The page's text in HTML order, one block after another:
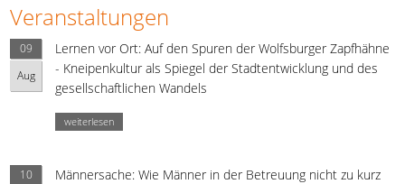
Veranstaltungen
09
Aug
Lernen vor Ort: Auf den Spuren der Wolfsburger Zapfhähne
- Kneipenkultur als Spiegel der Stadtentwicklung und des
gesellschaftlichen Wandels
weiterlesen
10
Männersache: Wie Männer in der Betreuung nicht zu kurz